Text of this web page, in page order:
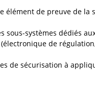
élément de preuve de la
sous-systèmes dédiés
de
de sécurisation à